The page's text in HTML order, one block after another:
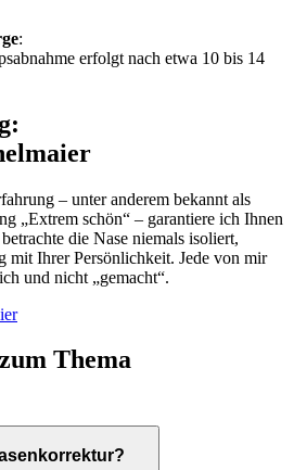
:
erfolgt nach etwa 10 bis 14
– unter anderem bekannt als
„Extrem schön“ – garantiere ich Ihnen
die Nase niemals isoliert,
mit Ihrer Persönlichkeit. Jede von mir
und nicht „gemacht“.
Thema